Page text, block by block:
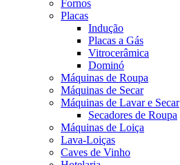
Fornos
Placas
Indução
Placas a Gás
Vitrocerâmica
Dominó
Máquinas de Roupa
Máquinas de Secar
Máquinas de Lavar e Secar
Secadores de Roupa
Máquinas de Loiça
Lava-Loiças
Caves de Vinho